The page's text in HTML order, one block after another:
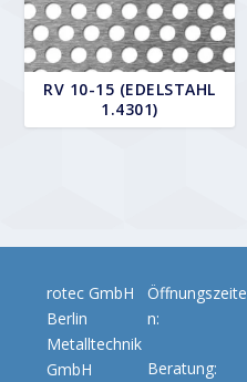
RV 10-15 (EDELSTAHL
1.4301)
rotec GmbH
Berlin
Metalltechnik
GmbH
Öffnungszeite
n:
Beratung: